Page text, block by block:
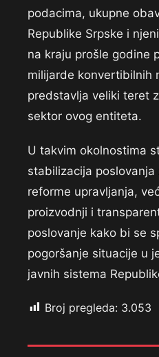
podacima, ukupne
Republike Srpske i
na kraju prošle godine
milijarde konvertibilnih
predstavlja veliki teret
sektor ovog entiteta.
U takvim okolnostima
stabilizacija
reforme upravljanja,
proizvodnji i
poslovanje kako bi se
pogoršanje situacije u
javnih sistema
Broj pregleda: 3.053